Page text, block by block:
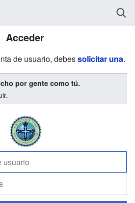
Acceder
de usuario, debessolicitar una.
por gente como tú.